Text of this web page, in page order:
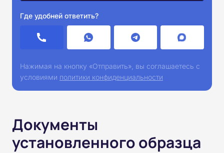
Где удобней ответить?
Нажимая на кнопку «Отправить», вы соглашаетесь с
условиями политики конфиденциальности
Документы
установленного образца